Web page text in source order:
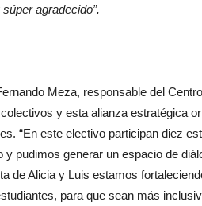
agradecido”.
Meza, responsable del
y esta alianza estratégica
“En este electivo participan diez
y pudimos generar un espacio de
de Alicia y Luis estamos
para que sean más